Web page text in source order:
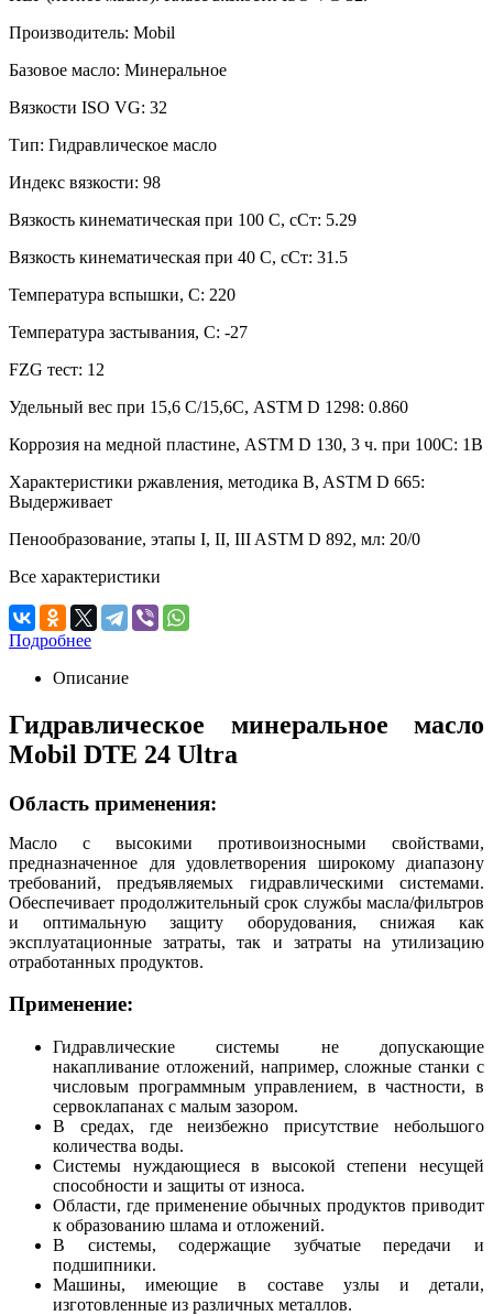
Производитель: Mobil
Базовое масло: Минеральное
Вязкости ISO VG: 32
Тип: Гидравлическое масло
Индекс вязкости: 98
Вязкость кинематическая при 100 С, сСт: 5.29
Вязкость кинематическая при 40 С, сСт: 31.5
Температура вспышки, С: 220
Температура застывания, С: -27
FZG тест: 12
Удельный вес при 15,6 С/15,6С, ASTM D 1298: 0.860
Коррозия на медной пластине, ASTM D 130, 3 ч. при 100С: 1B
Характеристики ржавления, методика B, ASTM D 665:
Выдерживает
Пенообразование, этапы I, II, III ASTM D 892, мл: 20/0
Все характеристики
Подробнее
Описание
Гидравлическое минеральное масло
Mobil DTE 24 Ultra
Область применения:
Масло с высокими противоизносными свойствами,
предназначенное для удовлетворения широкому диапазону
требований, предъявляемых гидравлическими системами.
Обеспечивает продолжительный срок службы масла/фильтров
и оптимальную защиту оборудования, снижая как
эксплуатационные затраты, так и затраты на утилизацию
отработанных продуктов.
Применение:
Гидравлические системы не допускающие
накапливание отложений, например, сложные станки с
числовым программным управлением, в частности, в
сервоклапанах с малым зазором.
В средах, где неизбежно присутствие небольшого
количества воды.
Системы нуждающиеся в высокой степени несущей
способности и защиты от износа.
Области, где применение обычных продуктов приводит
к образованию шлама и отложений.
В системы, содержащие зубчатые передачи и
подшипники.
Машины, имеющие в составе узлы и детали,
изготовленные из различных металлов.